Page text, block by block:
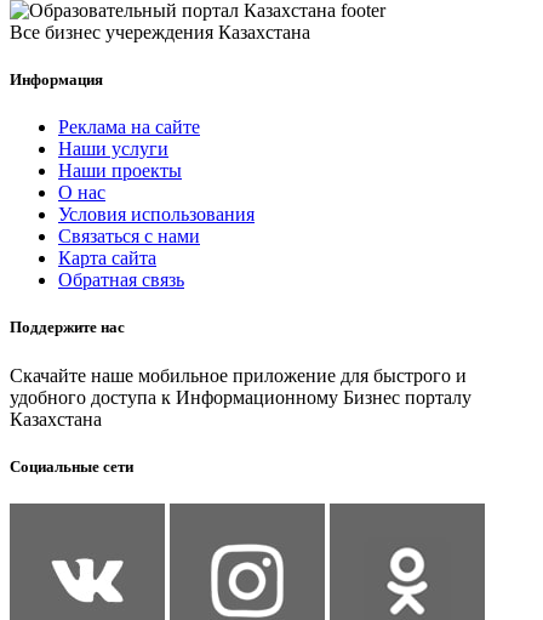
Все бизнес учереждения Казахстана
Информация
Реклама на сайте
Наши услуги
Наши проекты
О нас
Условия использования
Связаться с нами
Карта сайта
Обратная связь
Поддержите нас
Скачайте наше мобильное приложение для быстрого и
удобного доступа к Информационному Бизнес порталу
Казахстана
Социальные сети